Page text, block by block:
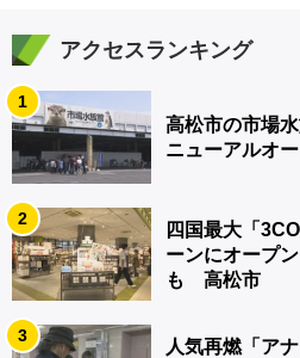
アクセスランキング
1
高松市の市場
ニューアルオ
2
四国最大「
ーンにオープ
も 高松市
3
人気再燃「ア